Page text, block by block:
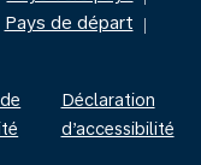
Pays de départ |
Déclaration
d’accessibilité